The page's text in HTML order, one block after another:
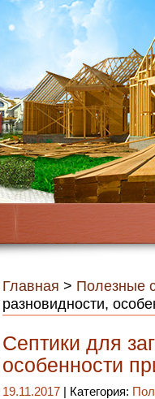
Главная > Полезные
разновидности,
Септики для
особенности
19.11.2017 | Категория: